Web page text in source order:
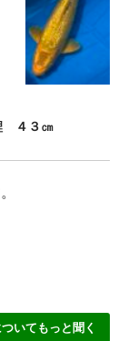
４３㎝
いてもっと聞く